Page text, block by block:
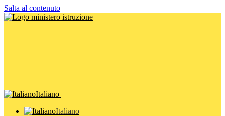
Salta al contenuto
Italiano
Italiano